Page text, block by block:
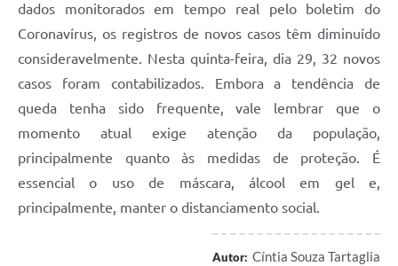
dados monitorados em tempo real pelo boletim do
Coronavírus, os registros de novos casos têm diminuído
consideravelmente. Nesta quinta-feira, dia 29, 32 novos
casos foram contabilizados. Embora a tendência de
queda tenha sido frequente, vale lembrar que o
momento atual exige atenção da população,
principalmente quanto às medidas de proteção. É
essencial o uso de máscara, álcool em gel e,
principalmente, manter o distanciamento social.
Autor: Cíntia Souza Tartaglia